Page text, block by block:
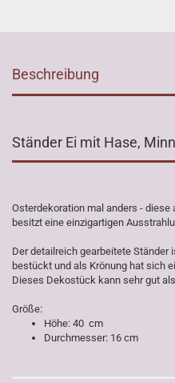
Beschreibung
Ständer Ei mit Hase,
Osterdekoration mal anders -
besitzt eine einzigartigen
Der detailreich gearbeitete Ständer
bestückt und als Krönung hat sich
Dieses Dekostück kann sehr gut
Größe:
Höhe: 40 cm
Durchmesser: 16 cm